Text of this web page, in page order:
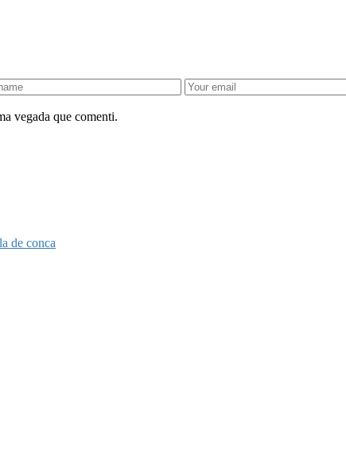
vegada que comenti.
de conca